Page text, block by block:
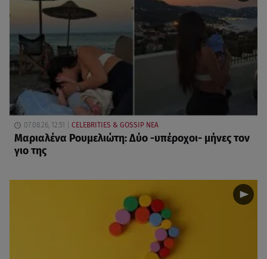
07.08.26, 12:51 CELEBRITIES & GOSSIP ΝΕΑ
Μαριαλένα Ρουμελιώτη: Δύο -υπέροχοι- μήνες τον
γιο της